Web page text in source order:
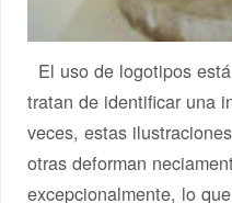
El uso de logotipos
tratan de identificar una
veces, estas
otras deforman
excepcionalmente, lo